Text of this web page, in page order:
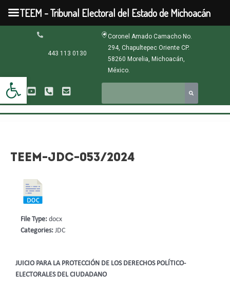
Abrir barra de herramientas
contenido
443 113 0130
Coronel Amado Camacho No.
294, Chapultepec Oriente CP.
58260 Morelia, Michoacán,
México.
TEEM-JDC-053/2024
JUICIO PARA LA PROTECCIÓN DE LOS DERECHOS POLÍTICO-
ELECTORALES DEL CIUDADANO
File Type: docx
Categories: JDC
TEEM - Tribunal Electoral del Estado de Michoacán